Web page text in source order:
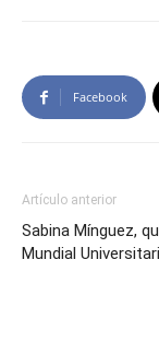
Facebook
Artículo anterior
Sabina Mínguez,
Mundial